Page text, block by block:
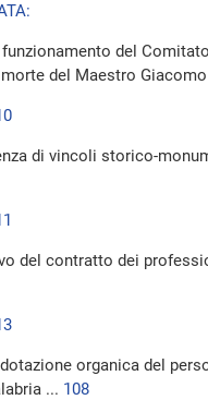
del
del Maestro
di vincoli storico-
del contratto dei
organica del
... 108